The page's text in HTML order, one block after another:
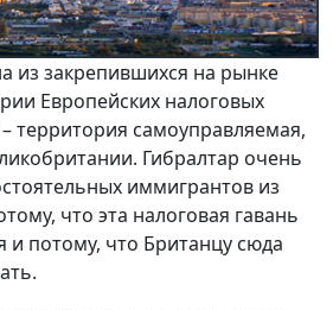
из закрепившихся на рынке
Европейских налоговых
территория самоуправляемая,
Гибралтар очень
иммигрантов из
что эта налоговая гавань
и потому, что Британцу сюда